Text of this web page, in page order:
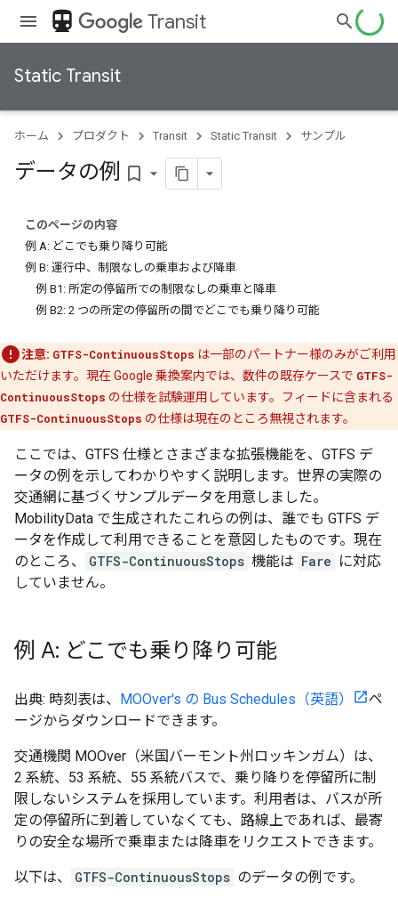
directions_transit Transit
Static Transit
ホーム プロダクト Transit Static Transit サンプル
データの例 bookmark_border
このページの内容
例 A: どこでも乗り降り可能
例 B: 運行中、制限なしの乗車および降車
例 B1: 所定の停留所での制限なしの乗車と降車
例 B2: 2 つの所定の停留所の間でどこでも乗り降り可能
注意: GTFS-ContinuousStops は一部のパートナー様のみがご利用
いただけます。現在 Google 乗換案内では、数件の既存ケースで GTFS-
ContinuousStops の仕様を試験運用しています。フィードに含まれる
GTFS-ContinuousStops の仕様は現在のところ無視されます。
ここでは、GTFS 仕様とさまざまな拡張機能を、GTFS デ
ータの例を示してわかりやすく説明します。世界の実際の
交通網に基づくサンプルデータを用意しました。
MobilityData で生成されたこれらの例は、誰でも GTFS デ
ータを作成して利用できることを意図したものです。現在
のところ、
GTFS-ContinuousStops 機能は Fare に対応
していません。
例 A: どこでも乗り降り可能
出典: 時刻表は、 MOOver's の Bus Schedules（英語）
ペ
ージからダウンロードできます。
交通機関 MOOver （米国バーモント州ロッキンガム）は、
2 系統、53 系統、55 系統バスで、乗り降りを停留所に制
限しないシステムを採用しています。利用者は、バスが所
定の停留所に到着していなくても、路線上であれば、最寄
りの安全な場所で乗車または降車をリクエストできます。
以下は、 GTFS-ContinuousStops のデータの例です。